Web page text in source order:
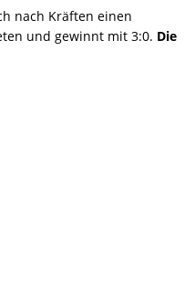
nach Kräften einen
und gewinnt mit 3:0. Die